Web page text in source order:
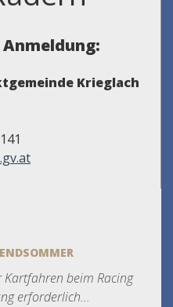
Krieglach
Kartfahren beim Racing
erforderlich...